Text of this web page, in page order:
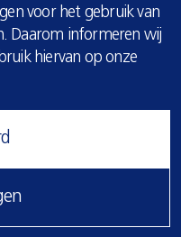
voor het gebruik van
Daarom informeren wij
hiervan op onze